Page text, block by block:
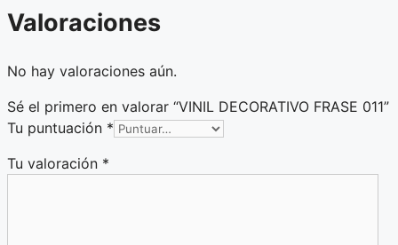
Valoraciones
No hay valoraciones aún.
Sé el primero en valorar “VINIL DECORATIVO FRASE 011”
Tu puntuación *
Tu valoración *